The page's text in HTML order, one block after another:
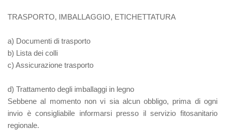
TRASPORTO, IMBALLAGGIO, ETICHETTATURA
a) Documenti di trasporto
b) Lista dei colli
c) Assicurazione trasporto
d) Trattamento degli imballaggi in legno
Sebbene al momento non vi sia alcun obbligo, prima di ogni
invio è consigliabile informarsi presso il servizio fitosanitario
regionale.